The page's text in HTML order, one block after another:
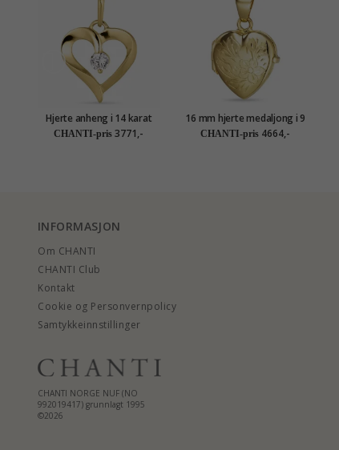
Hjerte anheng i 14 karat
gull - Gold Collection
CHANTI-pris 3771,-
16 mm hjerte medaljong i 9
karat gull
CHANTI-pris 4664,-
INFORMASJON
Om CHANTI
CHANTI Club
Kontakt
Cookie og Personvernpolicy
Samtykkeinnstillinger
CHANTI NORGE NUF (NO
992019417) grunnlagt 1995
©2026